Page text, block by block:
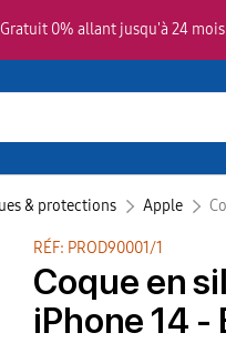
0% allant jusqu'à 24 mois
& protections Apple‎
RÉF: PROD90001/1
Coque en
iPhone 14 -